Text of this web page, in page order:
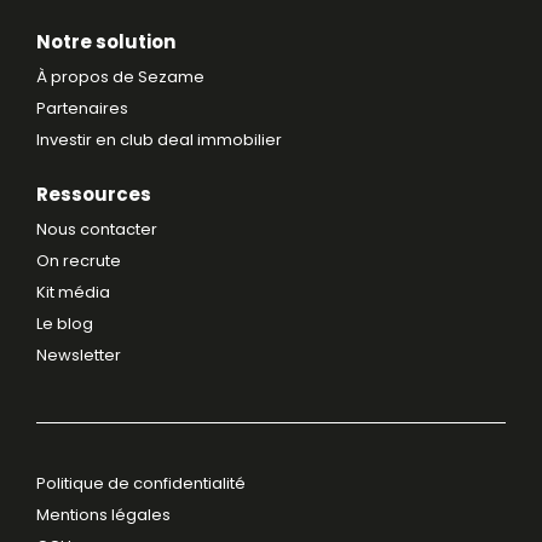
Notre solution
À propos de Sezame
Partenaires
Investir en club deal immobilier
Ressources
Nous contacter
On recrute
Kit média
Le blog
Newsletter
Politique de confidentialité
Mentions légales